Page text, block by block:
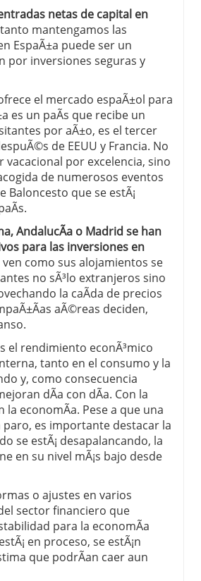
que muchas empresas
20/07/2026
Mexicanos Antes de
ventajas reales para pymes
por cuenta propia
netas de capital en
mantengamos las
EspaÃ±a puede ser un
por inversiones seguras y
el mercado espaÃ±ol para
es un paÃ­s que recibe un
por aÃ±o, es el tercer
de EEUU y Francia. No
vacacional por excelencia, sino
de numerosos eventos
que se estÃ¡
AndalucÃ­a o Madrid se han
para las inversiones en
como sus alojamientos se
no sÃ³lo extranjeros sino
la caÃ­da de precios
aÃ©reas deciden,
el rendimiento econÃ³mico
tanto en el consumo y la
y, como consecuencia
dÃ­a con dÃ­a. Con la
economÃ­a. Pese a que una
paro, es importante destacar la
se estÃ¡ desapalancando, la
en su nivel mÃ¡s bajo desde
o ajustes en varios
sector financiero que
para la economÃ­a
en proceso, se estÃ¡n
que podrÃ­an caer aun